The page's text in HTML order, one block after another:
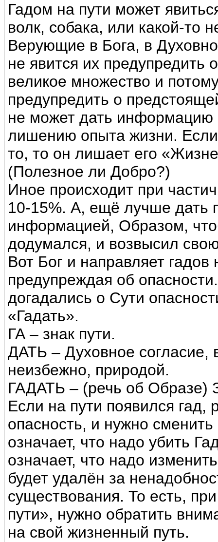
Гадом на пути может
волк, собака, или какой-то
Верующие в Бога, в
не явится их предупредить
великое множество и
предупредить о
не может дать информацию
лишению опыта жизни. Если
то, то он лишает его
(Полезное ли Добро?)
Иное происходит при
10-15%. А, ещё лучше дать
информацией, Образом,
додумался, и возвысил
Вот Бог и направляет
предупреждая об
догадались о Сути
«Гадать».
ГА – знак пути.
ДАТЬ – Духовное
неизбежно, природой.
ГАДАТЬ – (речь об Образе)
Если на пути появился гад,
опасность, и нужно
означает, что надо убить
означает, что надо
будет удалён за
существования. То есть,
пути», нужно обратить
на свой жизненный путь.